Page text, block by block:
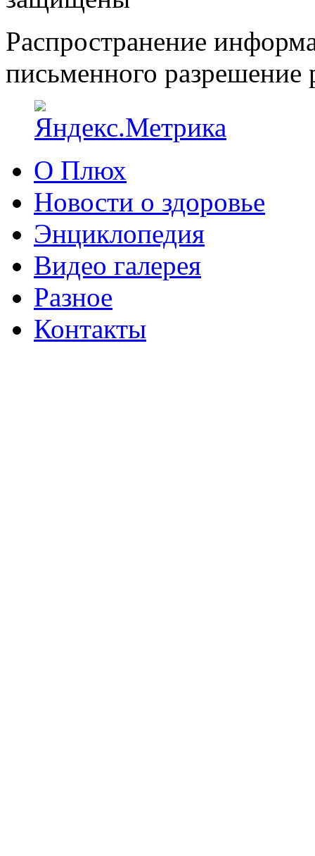
Распространение
письменного разрешение
О Плюх
Новости о здоровье
Энциклопедия
Видео галерея
Разное
Контакты